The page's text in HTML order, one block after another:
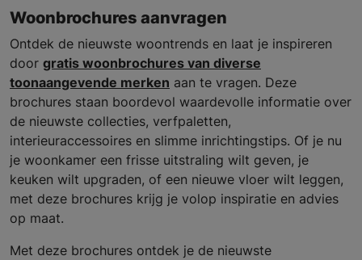
Woonbrochures aanvragen
Ontdek de nieuwste woontrends en laat je inspireren
door gratis woonbrochures van diverse
toonaangevende merken aan te vragen. Deze
brochures staan boordevol waardevolle informatie over
de nieuwste collecties, verfpaletten,
interieuraccessoires en slimme inrichtingstips. Of je nu
je woonkamer een frisse uitstraling wilt geven, je
keuken wilt upgraden, of een nieuwe vloer wilt leggen,
met deze brochures krijg je volop inspiratie en advies
op maat.
Met deze brochures ontdek je de nieuwste